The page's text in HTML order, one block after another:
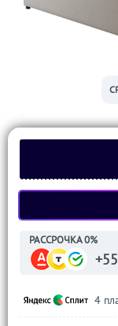
РАССРОЧКА 0%
+55
4